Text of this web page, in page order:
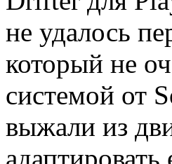
не удалось
который не
системой от
выжали из